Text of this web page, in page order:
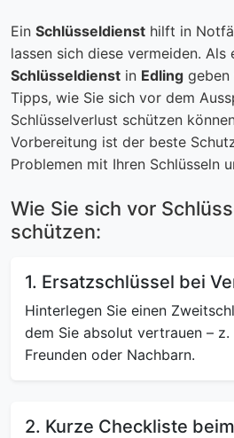
Ein Schlüsseldienst hilft in
lassen sich diese vermeiden. Als
Schlüsseldienst in Edling geben
Tipps, wie Sie sich vor dem
Schlüsselverlust schützen
Vorbereitung ist der beste
Problemen mit Ihren Schlüsseln
Wie Sie sich vor
schützen:
1. Ersatzschlüssel bei
Hinterlegen Sie einen
dem Sie absolut vertrauen – z.
Freunden oder Nachbarn.
2. Kurze Checkliste